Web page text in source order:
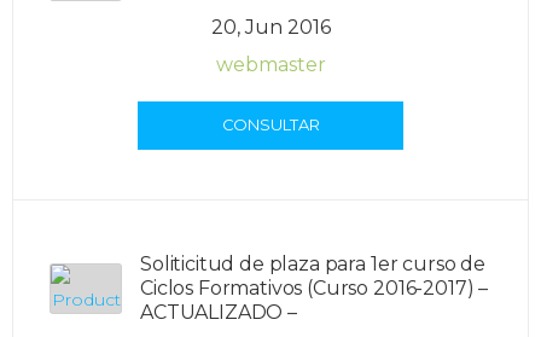
20, Jun 2016
webmaster
CONSULTAR
Soliticitud de plaza para 1er curso de
Ciclos Formativos (Curso 2016-2017) –
ACTUALIZADO –